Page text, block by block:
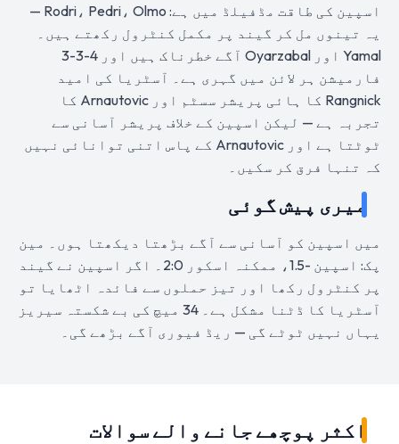
اسپین کی طاقت مڈفیلڈ میں ہے: Rodri، Pedri، Olmo —
یہ تینوں مل کر گیند پر مکمل کنٹرول رکھتے ہیں۔
Yamal اور Oyarzabal آگے خطرناک ہیں اور 4-3-3
فارمیشن ہر لائن میں گہری ہے۔ آسٹریا کی امید
Rangnick کا ہائی پریشر سسٹم اور Arnautovic کا
تجربہ ہے — لیکن اسپین کے خلاف پریشر آسانی سے
ٹوٹتا ہے اور Arnautovic کے پاس اتنی توانائی نہیں
کہ تنہا فرق کر سکیں۔
میری پیش گوئی
میں اسپین کو آسانی سے آگے بڑھتا دیکھتا ہوں۔ مین
پک: اسپین -1.5، ممکنہ اسکور 2:0۔ اگر اسپین نے گیند
پر کنٹرول رکھا اور تیز حملوں سے فائدہ اٹھایا تو
آسٹریا کا ڈٹنا مشکل ہے۔ 34 میچ کی بے شکستہ سیریز
یہاں نہیں ٹوٹے گی — ریڈ فیوری آگے بڑھے گی۔
اکثر پوچھے جانے والے سوالات